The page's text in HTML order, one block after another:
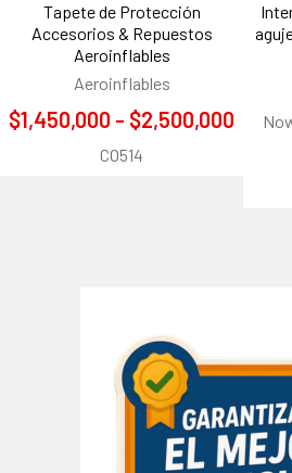
Tapete de Protección
Accesorios & Repuestos
Aeroinflables
Aeroinflables
$1,450,000 - $2,500,000
CO514